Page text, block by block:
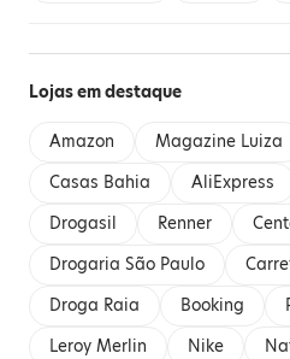
Lojas em destaque
Amazon Magazine Luiza
Casas Bahia
AliExpress
Drogasil
Renner
Drogaria São Paulo
Droga Raia
Booking
Leroy Merlin
Nike